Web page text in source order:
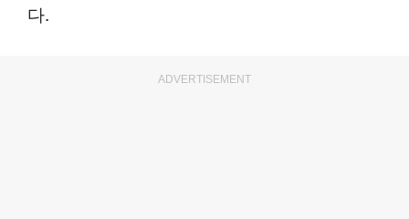
다.
ADVERTISEMENT